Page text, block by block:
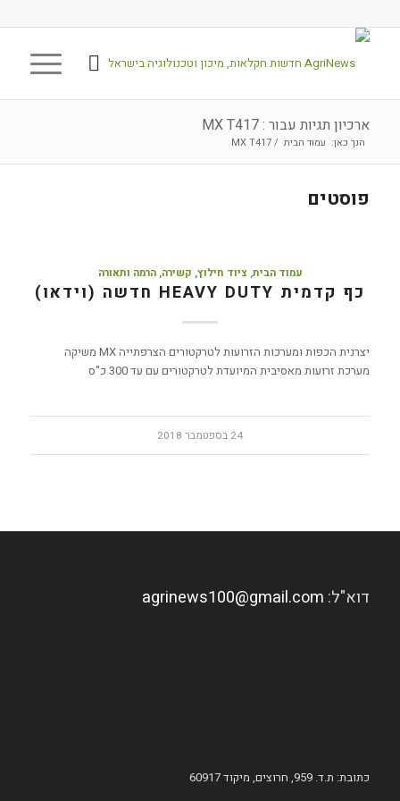
ארכיון תגיות עבור : MX T417
הנך כאן: עמוד הבית /
MX T417
פוסטים
עמוד הבית,ציוד חילוץ, קשירה, הרמה ותאורה
כף קדמית HEAVY DUTY חדשה (וידאו)
יצרנית הכפות ומערכות הזרועות לטרקטורים הצרפתייה MX משיקה
מערכת זרועות מאסיבית המיועדת לטרקטורים עם עד 300 כ"ס
24 בספטמבר 2018
דוא"ל: agrinews100@gmail.com
כתובת: ת.ד. 959, חרוצים, מיקוד 60917